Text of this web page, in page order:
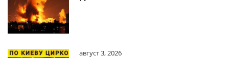
август 3, 2026